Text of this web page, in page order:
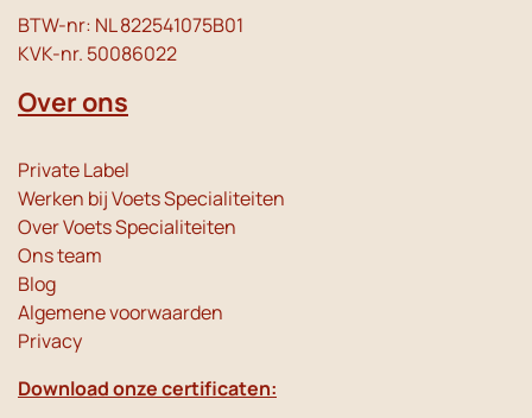
BTW-nr: NL 822541075B01
KVK-nr. 50086022
Over ons
Private Label
Werken bij Voets Specialiteiten
Over Voets Specialiteiten
Ons team
Blog
Algemene voorwaarden
Privacy
Download onze certificaten: